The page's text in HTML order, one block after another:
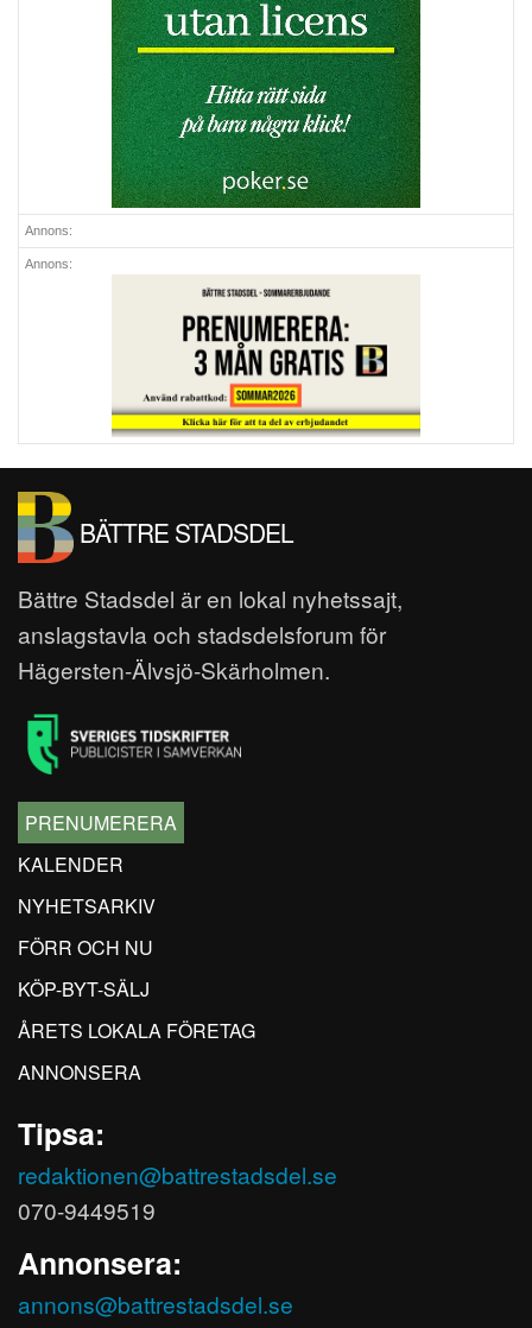
Annons:
Annons:
BÄTTRE STADSDEL
Bättre Stadsdel är en lokal nyhetssajt,
anslagstavla och stadsdelsforum för
Hägersten-Älvsjö-Skärholmen.
PRENUMERERA
KALENDER
NYHETSARKIV
FÖRR OCH NU
KÖP-BYT-SÄLJ
ÅRETS LOKALA FÖRETAG
ANNONSERA
Tipsa:
redaktionen@battrestadsdel.se
070-9449519
Annonsera:
annons@battrestadsdel.se